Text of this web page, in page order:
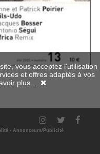
- Annonceurs/Publicité
vous acceptez l'utilisation
et offres adaptés à vos
plus...